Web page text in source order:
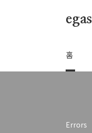
egas
홈
Errors